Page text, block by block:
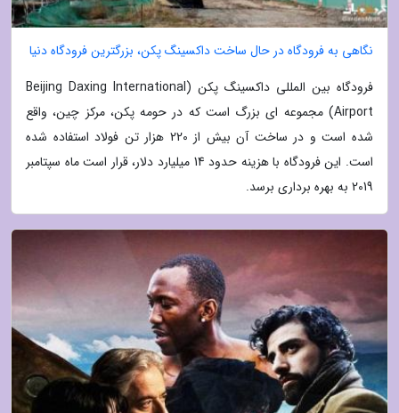
نگاهی به فرودگاه در حال ساخت داکسینگ پکن، بزرگترین فرودگاه دنیا
فرودگاه بین المللی داکسینگ پکن (Beijing Daxing International
Airport) مجموعه ای بزرگ است که در حومه پکن، مرکز چین، واقع
شده است و در ساخت آن بیش از 220 هزار تن فولاد استفاده شده
است. این فرودگاه با هزینه حدود 14 میلیارد دلار، قرار است ماه سپتامبر
2019 به بهره برداری برسد.